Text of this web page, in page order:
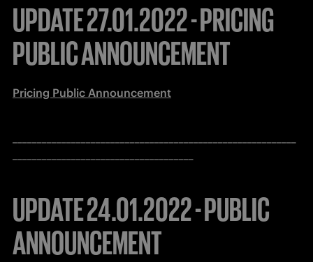
UPDATE 27.01.2022 - PRICING
PUBLIC ANNOUNCEMENT
Pricing Public Announcement
UPDATE 24.01.2022 - PUBLIC
ANNOUNCEMENT